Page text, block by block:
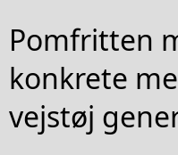
Pomfritten
konkrete
vejstøj